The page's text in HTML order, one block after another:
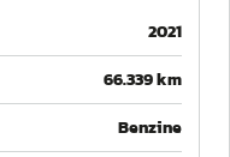
2021
66.339 km
Benzine